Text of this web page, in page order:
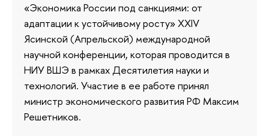
«Экономика России под санкциями: от
адаптации к устойчивому росту» XXIV
Ясинской (Апрельской) международной
научной конференции, которая проводится в
НИУ ВШЭ в рамках Десятилетия науки и
технологий. Участие в ее работе принял
министр экономического развития РФ Максим
Решетников.